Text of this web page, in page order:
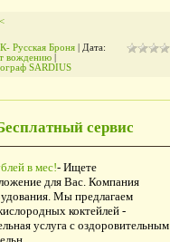
Русская Броня| Дата:
вождению|
SARDIUS
сервис
в мес!- Ищете
для Вас. Компания
Мы предлагаем
коктейлей -
услуга с оздоровительным